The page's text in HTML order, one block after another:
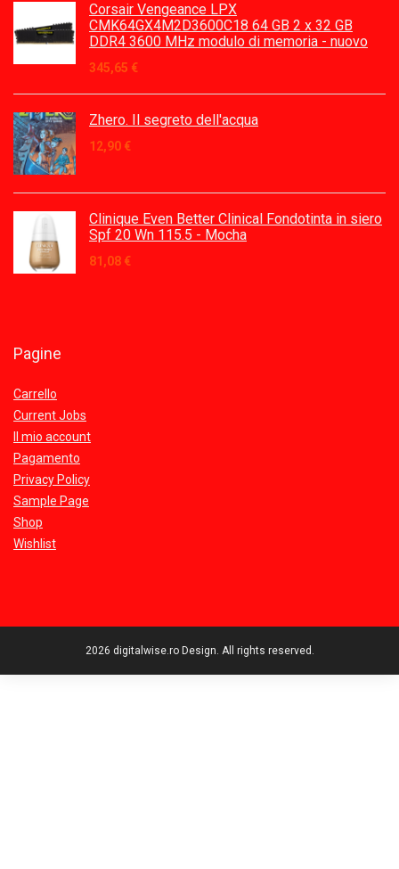
Corsair Vengeance LPX
CMK64GX4M2D3600C18 64 GB 2 x 32 GB
DDR4 3600 MHz modulo di memoria - nuovo
345,65 €
Zhero. Il segreto dell'acqua
12,90 €
Clinique Even Better Clinical Fondotinta in siero
Spf 20 Wn 115.5 - Mocha
81,08 €
Pagine
Carrello
Current Jobs
Il mio account
Pagamento
Privacy Policy
Sample Page
Shop
Wishlist
2026 digitalwise.ro Design. All rights reserved.